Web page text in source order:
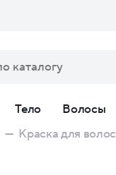
Тело Волосы
— Краска для волос